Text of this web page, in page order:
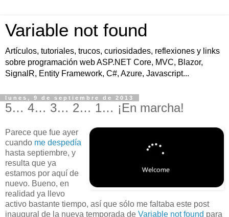
Variable not found
Artículos, tutoriales, trucos, curiosidades, reflexiones y links
sobre programación web ASP.NET Core, MVC, Blazor,
SignalR, Entity Framework, C#, Azure, Javascript...
lunes, 9 de septiembre de 2013
5… 4… 3… 2… 1… ¡En marcha!
Parece que fue ayer
cuando me despedía
hasta septiembre, y
resulta que ya
estamos por aquí de
nuevo. Bueno, en
realidad ya llevo
activo bastante tiempo, así que sólo me faltaba este post
inaugural de la nueva temporada de Variable not found para